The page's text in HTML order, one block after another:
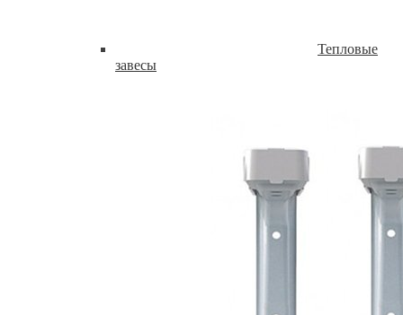
Тепловые
завесы